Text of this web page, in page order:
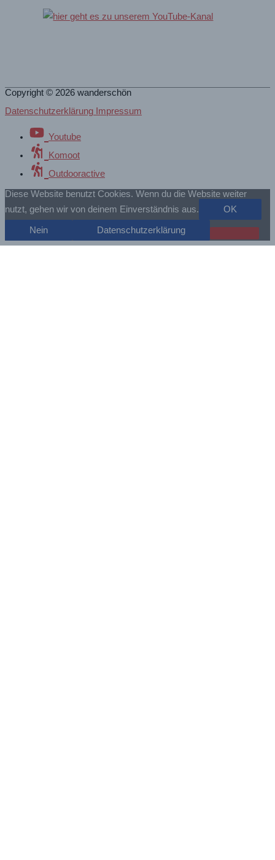
Copyright © 2026 wanderschön
Datenschutzerklärung Impressum
Youtube
Komoot
Outdooractive
Diese Website benutzt Cookies. Wenn du die Website weiter
nutzt, gehen wir von deinem Einverständnis aus.
OK
Nein Datenschutzerklärung